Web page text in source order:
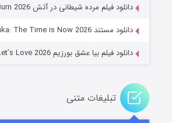
دانلود فیلم مرده شیطانی در آتش Evil Dead Burn 2026
دانلود مستند Bukayo Saka: The Time is Now 2026
دانلود فیلم بیا عشق بورزیم Let’s Love 2026
تبلیغات متنی